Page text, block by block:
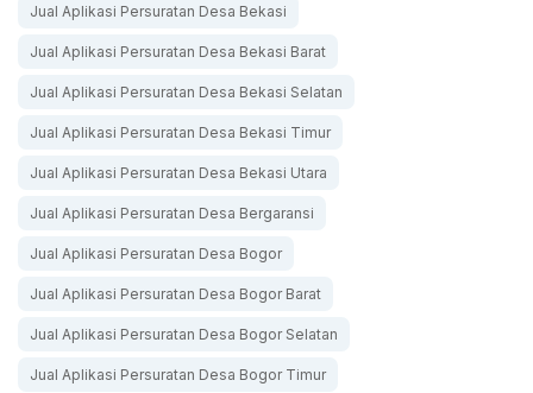
Jual Aplikasi Persuratan Desa Bekasi
Jual Aplikasi Persuratan Desa Bekasi Barat
Jual Aplikasi Persuratan Desa Bekasi Selatan
Jual Aplikasi Persuratan Desa Bekasi Timur
Jual Aplikasi Persuratan Desa Bekasi Utara
Jual Aplikasi Persuratan Desa Bergaransi
Jual Aplikasi Persuratan Desa Bogor
Jual Aplikasi Persuratan Desa Bogor Barat
Jual Aplikasi Persuratan Desa Bogor Selatan
Jual Aplikasi Persuratan Desa Bogor Timur